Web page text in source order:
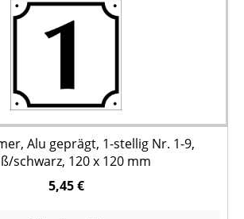
Alu geprägt, 1-stellig Nr. 1-9,
schwarz, 120 x 120 mm
5,45 €